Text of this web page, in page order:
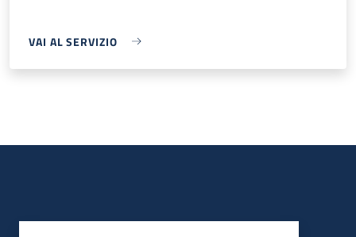
VAI AL SERVIZIO